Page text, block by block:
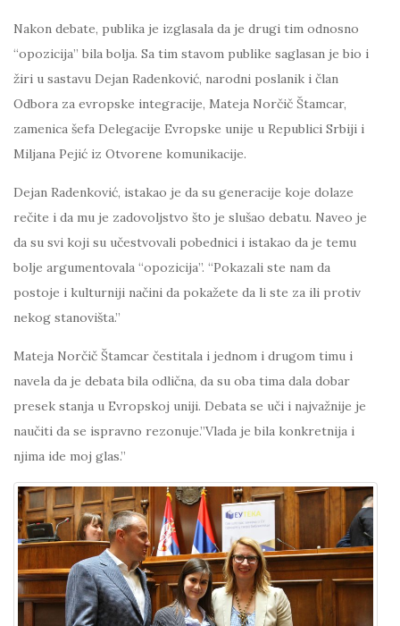
Nakon debate, publika je izglasala da je drugi tim odnosno
“opozicija” bila bolja. Sa tim stavom publike saglasan je bio i
žiri u sastavu Dejan Radenković, narodni poslanik i član
Odbora za evropske integracije, Mateja Norčič Štamcar,
zamenica šefa Delegacije Evropske unije u Republici Srbiji i
Miljana Pejić iz Otvorene komunikacije.
Dejan Radenković, istakao je da su generacije koje dolaze
rečite i da mu je zadovoljstvo što je slušao debatu. Naveo je
da su svi koji su učestvovali pobednici i istakao da je temu
bolje argumentovala “opozicija”. “Pokazali ste nam da
postoje i kulturniji načini da pokažete da li ste za ili protiv
nekog stanovišta.”
Mateja Norčič Štamcar čestitala i jednom i drugom timu i
navela da je debata bila odlična, da su oba tima dala dobar
presek stanja u Evropskoj uniji. Debata se uči i najvažnije je
naučiti da se ispravno rezonuje.”Vlada je bila konkretnija i
njima ide moj glas.”